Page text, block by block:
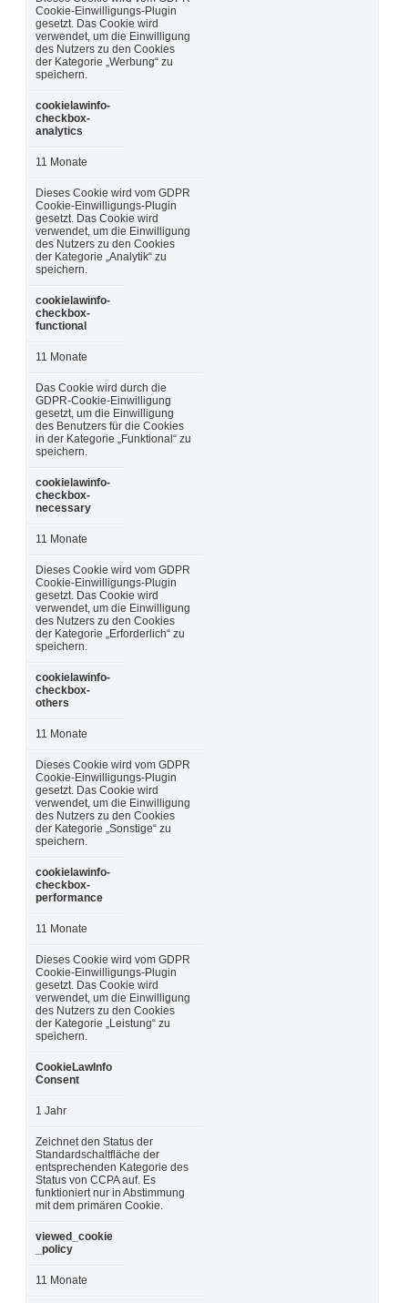
Cookie-Einwilligungs-Plugin
gesetzt. Das Cookie wird
verwendet, um die Einwilligung
des Nutzers zu den Cookies
der Kategorie „Werbung“ zu
speichern.
cookielawinfo-
checkbox-
analytics
11 Monate
Dieses Cookie wird vom GDPR
Cookie-Einwilligungs-Plugin
gesetzt. Das Cookie wird
verwendet, um die Einwilligung
des Nutzers zu den Cookies
der Kategorie „Analytik“ zu
speichern.
cookielawinfo-
checkbox-
functional
11 Monate
Das Cookie wird durch die
GDPR-Cookie-Einwilligung
gesetzt, um die Einwilligung
des Benutzers für die Cookies
in der Kategorie „Funktional“ zu
speichern.
cookielawinfo-
checkbox-
necessary
11 Monate
Dieses Cookie wird vom GDPR
Cookie-Einwilligungs-Plugin
gesetzt. Das Cookie wird
verwendet, um die Einwilligung
des Nutzers zu den Cookies
der Kategorie „Erforderlich“ zu
speichern.
cookielawinfo-
checkbox-
others
11 Monate
Dieses Cookie wird vom GDPR
Cookie-Einwilligungs-Plugin
gesetzt. Das Cookie wird
verwendet, um die Einwilligung
des Nutzers zu den Cookies
der Kategorie „Sonstige“ zu
speichern.
cookielawinfo-
checkbox-
performance
11 Monate
Dieses Cookie wird vom GDPR
Cookie-Einwilligungs-Plugin
gesetzt. Das Cookie wird
verwendet, um die Einwilligung
des Nutzers zu den Cookies
der Kategorie „Leistung“ zu
speichern.
CookieLawInfo
Consent
1 Jahr
Zeichnet den Status der
Standardschaltfläche der
entsprechenden Kategorie des
Status von CCPA auf. Es
funktioniert nur in Abstimmung
mit dem primären Cookie.
viewed_cookie
_policy
11 Monate